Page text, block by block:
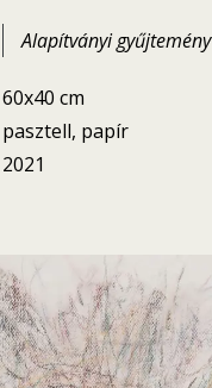
Alapítványi gyűjtemény
60x40 cm
pasztell, papír
2021